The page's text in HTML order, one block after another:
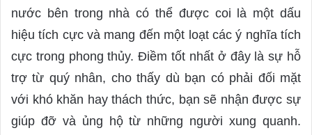
nước bên trong nhà có thể được coi là một dấu
hiệu tích cực và mang đến một loạt các ý nghĩa tích
cực trong phong thủy. Điềm tốt nhất ở đây là sự hỗ
trợ từ quý nhân, cho thấy dù bạn có phải đối mặt
với khó khăn hay thách thức, bạn sẽ nhận được sự
giúp đỡ và ủng hộ từ những người xung quanh.